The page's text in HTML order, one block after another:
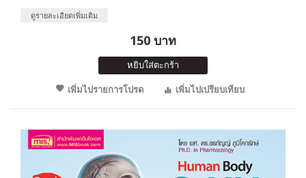
ดูรายละเอียดเพิ่มเติม
150 บาท
หยิบใส่ตะกร้า
เพิ่มไปรายการโปรด
เพิ่มไปเปรียบเทียบ